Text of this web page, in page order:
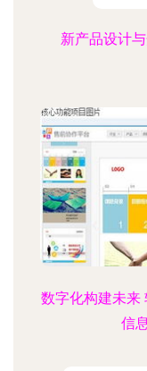
新产品设计
数字化构建未来
信